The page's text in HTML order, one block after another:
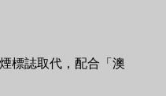
標誌取代，配合「澳